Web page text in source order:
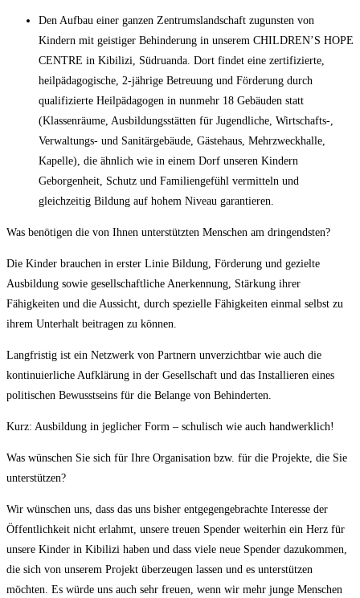
Den Aufbau einer ganzen Zentrumslandschaft zugunsten von
Kindern mit geistiger Behinderung in unserem CHILDREN’S HOPE
CENTRE in Kibilizi, Südruanda. Dort findet eine zertifizierte,
heilpädagogische, 2-jährige Betreuung und Förderung durch
qualifizierte Heilpädagogen in nunmehr 18 Gebäuden statt
(Klassenräume, Ausbildungsstätten für Jugendliche, Wirtschafts-,
Verwaltungs- und Sanitärgebäude, Gästehaus, Mehrzweckhalle,
Kapelle), die ähnlich wie in einem Dorf unseren Kindern
Geborgenheit, Schutz und Familiengefühl vermitteln und
gleichzeitig Bildung auf hohem Niveau garantieren.
Was benötigen die von Ihnen unterstützten Menschen am dringendsten?
Die Kinder brauchen in erster Linie Bildung, Förderung und gezielte
Ausbildung sowie gesellschaftliche Anerkennung, Stärkung ihrer
Fähigkeiten und die Aussicht, durch spezielle Fähigkeiten einmal selbst zu
ihrem Unterhalt beitragen zu können.
Langfristig ist ein Netzwerk von Partnern unverzichtbar wie auch die
kontinuierliche Aufklärung in der Gesellschaft und das Installieren eines
politischen Bewusstseins für die Belange von Behinderten.
Kurz: Ausbildung in jeglicher Form – schulisch wie auch handwerklich!
Was wünschen Sie sich für Ihre Organisation bzw. für die Projekte, die Sie
unterstützen?
Wir wünschen uns, dass das uns bisher entgegengebrachte Interesse der
Öffentlichkeit nicht erlahmt, unsere treuen Spender weiterhin ein Herz für
unsere Kinder in Kibilizi haben und dass viele neue Spender dazukommen,
die sich von unserem Projekt überzeugen lassen und es unterstützen
möchten. Es würde uns auch sehr freuen, wenn wir mehr junge Menschen